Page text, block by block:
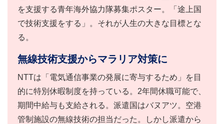
を支援する青年海外協力隊募集ポスター。「途上国
で技術支援をする」。それが人生の大きな目標とな
る。
無線技術支援からマラリア対策に
NTTは「電気通信事業の発展に寄与するため」を目
的に特別休暇制度を持っている。2年間休職可能で、
期間中給与も支給される。派遣国はバヌアツ。空港
管制施設の無線技術の担当だった。しかし派遣から